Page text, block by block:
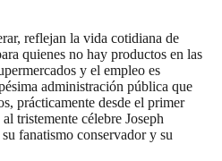
reflejan la vida cotidiana de
quienes no hay productos en las
y el empleo es
administración pública que
prácticamente desde el primer
tristemente célebre Joseph
fanatismo conservador y su